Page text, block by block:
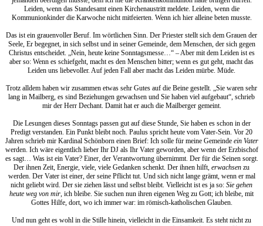
Leiden, wenn das Standesamt einen Kirchenaustritt meldete. Leiden, wenn die
Kommunionkinder die Karwoche nicht mitfeierten. Wenn ich hier alleine beten musste.
Das ist ein grauenvoller Beruf. Im wörtlichen Sinn. Der Priester stellt sich dem Grauen der
Seele, Er begegnet, in sich selbst und in seiner Gemeinde, dem Menschen, der sich gegen
Christus entscheidet. „Nein, heute keine Sonntagsmesse…“ – Aber mit dem Leiden ist es
aber so: Wenn es schiefgeht, macht es den Menschen bitter; wenn es gut geht, macht das
Leiden uns liebevoller. Auf jeden Fall aber macht das Leiden mürbe. Müde.
Trotz alldem haben wir zusammen etwas sehr Gutes auf die Beine gestellt. „Sie waren sehr
lang in Mailberg, es sind Beziehungen gewachsen und Sie haben viel aufgebaut“, schrieb
mir der Herr Dechant. Damit hat er auch die Mailberger gemeint.
Die Lesungen dieses Sonntags passen gut auf diese Stunde, Sie haben es schon in der
Predigt verstanden. Ein Punkt bleibt noch. Paulus spricht heute vom Vater-Sein. Vor 20
Jahren schrieb mir Kardinal Schönborn einen Brief: Ich solle für meine Gemeinde ein Vater
werden. Ich wäre eigentlich lieber Ihr DJ als Ihr Vater geworden, aber wenn der Erzbischof
es sagt… Was ist ein Vater? Einer, der Verantwortung übernimmt. Der für die Seinen sorgt.
Der ihnen Zeit, Energie, viele, viele Gedanken schenkt. Der ihnen hilft, erwachsen zu
werden. Der Vater ist einer, der seine Pflicht tut. Und sich nicht lange grämt, wenn er mal
nicht geliebt wird. Der sie ziehen lässt und selbst bleibt. Vielleicht ist es ja so: Sie gehen
heute weg von mir , ich bleibe. Sie suchen nun ihren eigenen Weg zu Gott; ich bleibe, mit
Gottes Hilfe, dort, wo ich immer war: im römisch-katholischen Glauben.
Und nun geht es wohl in die Stille hinein, vielleicht in die Einsamkeit. Es steht nicht zu